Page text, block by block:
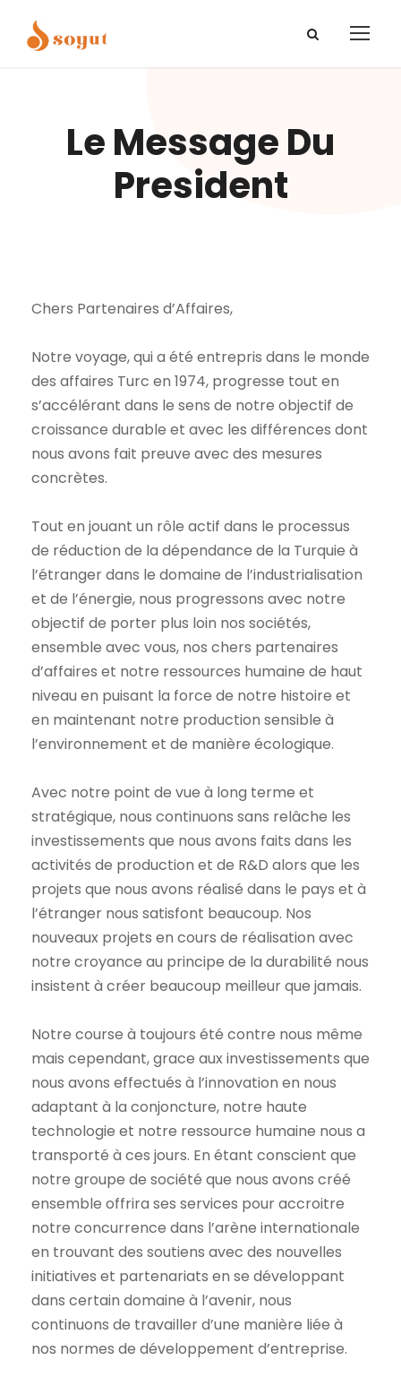
Le Message Du
President
Chers Partenaires d’Affaires,
Notre voyage, qui a été entrepris dans le monde
des affaires Turc en 1974, progresse tout en
s’accélérant dans le sens de notre objectif de
croissance durable et avec les différences dont
nous avons fait preuve avec des mesures
concrètes.
Tout en jouant un rôle actif dans le processus
de réduction de la dépendance de la Turquie à
l’étranger dans le domaine de l’industrialisation
et de l’énergie, nous progressons avec notre
objectif de porter plus loin nos sociétés,
ensemble avec vous, nos chers partenaires
d’affaires et notre ressources humaine de haut
niveau en puisant la force de notre histoire et
en maintenant notre production sensible à
l’environnement et de manière écologique.
Avec notre point de vue à long terme et
stratégique, nous continuons sans relâche les
investissements que nous avons faits dans les
activités de production et de R&D alors que les
projets que nous avons réalisé dans le pays et à
l’étranger nous satisfont beaucoup. Nos
nouveaux projets en cours de réalisation avec
notre croyance au principe de la durabilité nous
insistent à créer beaucoup meilleur que jamais.
Notre course à toujours été contre nous même
mais cependant, grace aux investissements que
nous avons effectués à l’innovation en nous
adaptant à la conjoncture, notre haute
technologie et notre ressource humaine nous a
transporté à ces jours. En étant conscient que
notre groupe de société que nous avons créé
ensemble offrira ses services pour accroitre
notre concurrence dans l’arène internationale
en trouvant des soutiens avec des nouvelles
initiatives et partenariats en se développant
dans certain domaine à l’avenir, nous
continuons de travailler d’une manière liée à
nos normes de développement d’entreprise.